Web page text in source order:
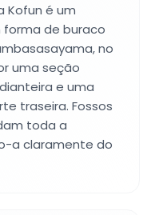
Kofun é um
de buraco
no
uma seção
e uma
traseira. Fossos
toda a
a claramente do